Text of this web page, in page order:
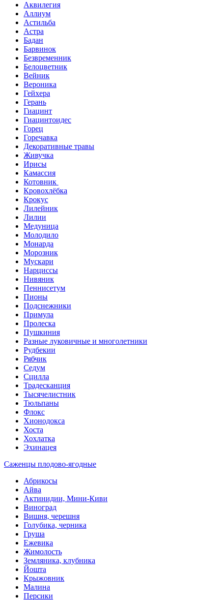
Аквилегия
Аллиум
Астильба
Астра
Бадан
Барвинок
Безвременник
Белоцветник
Вейник
Вероника
Гейхера
Герань
Гиацинт
Гиацинтоидес
Горец
Горечавка
Декоративные травы
Живучка
Ирисы
Камассия
Котовник
Кровохлёбка
Крокус
Лилейник
Лилии
Медуница
Молодило
Монарда
Морозник
Мускари
Нарциссы
Нивяник
Пеннисетум
Пионы
Подснежники
Примула
Пролеска
Пушкиния
Разные луковичные и многолетники
Рудбекии
Рябчик
Седум
Сцилла
Традесканция
Тысячелистник
Тюльпаны
Флокс
Хионодокса
Хоста
Хохлатка
Эхинацея
Саженцы плодово-ягодные
Абрикосы
Айва
Актинидии, Мини-Киви
Виноград
Вишня, черешня
Голубика, черника
Груша
Ежевика
Жимолость
Земляника, клубника
Йошта
Крыжовник
Малина
Персики